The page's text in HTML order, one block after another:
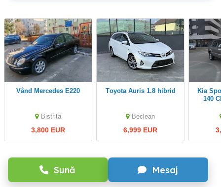
Sună Mesaj
Vând Mercedes E220
Bistrita
3,800 EUR
Toyota Auris 1.8 hibrid
Beclean
6,999 EUR
Kia Sportage 2.0 Diesel
140 CP